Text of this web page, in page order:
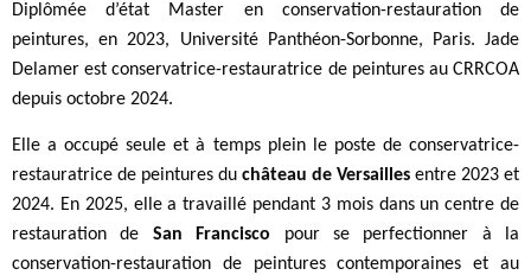
Diplômée d’état Master en conservation-restauration de
peintures, en 2023, Université Panthéon-Sorbonne, Paris. Jade
Delamer est conservatrice-restauratrice de peintures au CRRCOA
depuis octobre 2024.
Elle a occupé seule et à temps plein le poste de conservatrice-
restauratrice de peintures du château de Versailles entre 2023 et
2024. En 2025, elle a travaillé pendant 3 mois dans un centre de
restauration de San Francisco pour se perfectionner à la
conservation-restauration de peintures contemporaines et au